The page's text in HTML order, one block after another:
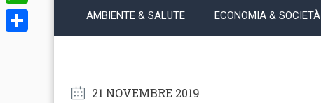
AMBIENTE & SALUTE ECONOMIA & SOCIETÀ
21 NOVEMBRE 2019
WhatsApp